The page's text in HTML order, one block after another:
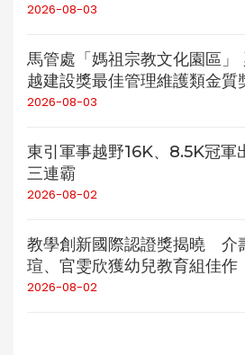
2026-08-03
馬管處「媽祖宗教文化園區
越建設獎最佳管理維護類金質
2026-08-03
東引軍事越野16K、8.5K冠
三連霸
2026-08-02
教學創新國際認證獎揭曉 介
瑄、官雯欣獲幼兒教育組佳作
2026-08-02